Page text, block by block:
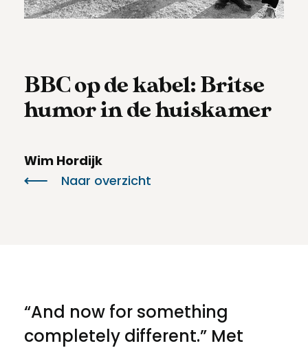
Voorwaarden
BBC op de kabel: Britse
humor in de huiskamer
Wim Hordijk
Naar overzicht
“And now for something
completely different.” Met